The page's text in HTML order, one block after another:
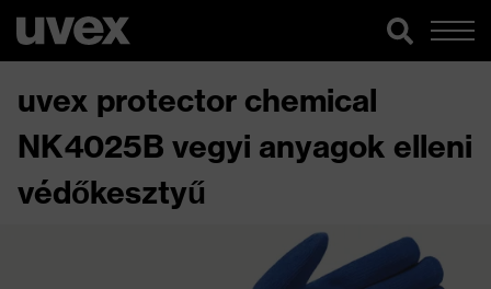
uvex protector chemical
NK4025B vegyi anyagok elleni
védőkesztyű